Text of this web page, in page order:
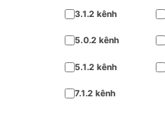
3.1.2 kênh
5.0.2 kênh
5.1.2 kênh
7.1.2 kênh